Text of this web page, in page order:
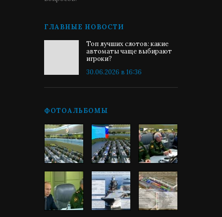
ГЛАВНЫЕ НОВОСТИ
Топ лучших слотов: какие
автоматы чаще выбирают
игроки?
30.06.2026 в 16:36
ФОТОАЛЬБОМЫ